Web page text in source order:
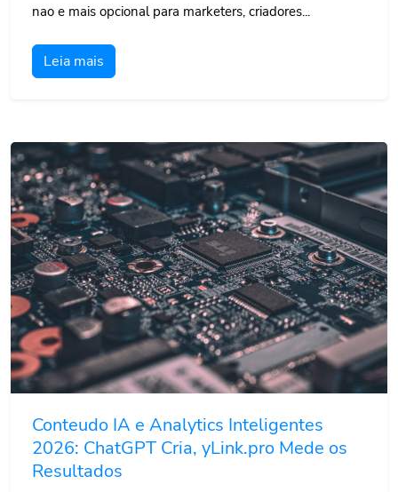
nao e mais opcional para marketers, criadores...
Leia mais
Conteudo IA e Analytics Inteligentes
2026: ChatGPT Cria, yLink.pro Mede os
Resultados